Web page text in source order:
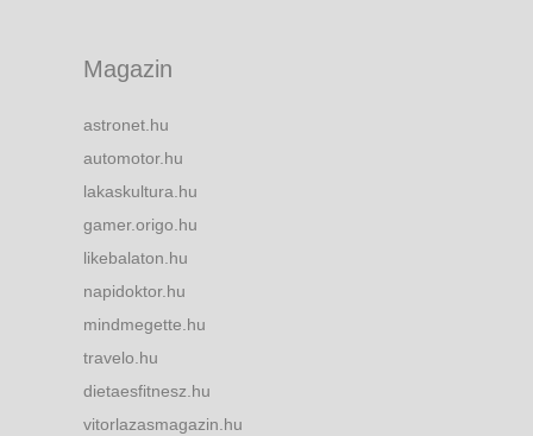
Magazin
astronet.hu
automotor.hu
lakaskultura.hu
gamer.origo.hu
likebalaton.hu
napidoktor.hu
mindmegette.hu
travelo.hu
dietaesfitnesz.hu
vitorlazasmagazin.hu